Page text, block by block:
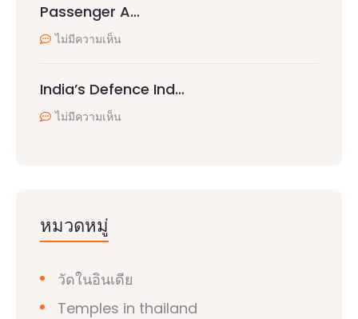
Passenger A…
ไม่มีความเห็น
India’s Defence Ind…
ไม่มีความเห็น
หมวดหมู่
วัดในอินเดีย
Temples in thailand